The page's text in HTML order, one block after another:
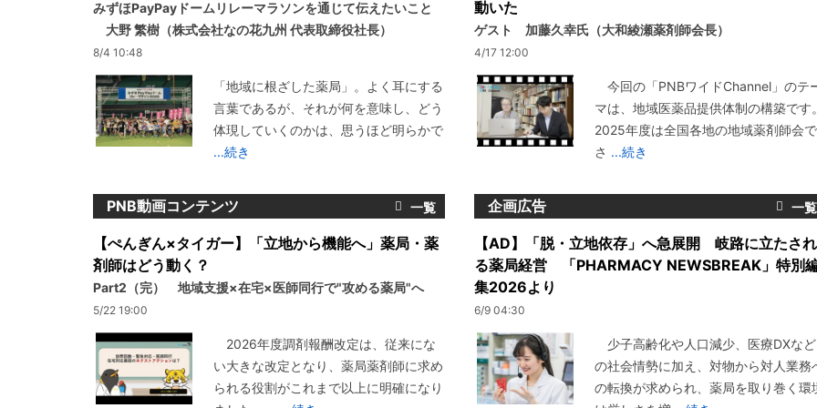
みずほPayPayドームリレーマラソンを通じて伝えたいこと
大野 繁樹（株式会社なの花九州 代表取締役社長）
8/4 10:48
「地域に根ざした薬局」。よく耳にする
言葉であるが、それが何を意味し、どう
体現していくのかは、思うほど明らかで
...続き
動いた
ゲスト 加藤久幸氏（大和綾瀬薬剤師会長）
4/17 12:00
今回の「PNBワイドChannel」のテ
マは、地域医薬品提供体制の構築です。
2025年度は全国各地の地域薬剤師会で
さ ...続き
PNB動画コンテンツ
【ぺんぎん×タイガー】「立地から機能へ」薬局・薬
剤師はどう動く？
Part2（完） 地域支援×在宅×医師同行で"攻める薬局"へ
5/22 19:00
2026年度調剤報酬改定は、従来にな
い大きな改定となり、薬局薬剤師に求め
られる役割がこれまで以上に明確になり
企画広告
【AD】「脱・立地依存」へ急展開 岐路に立たされ
る薬局経営 「PHARMACY NEWSBREAK」特別
集2026より
6/9 04:30
少子高齢化や人口減少、医療DXなど
の社会情勢に加え、対物から対人業務
の転換が求められ、薬局を取り巻く環